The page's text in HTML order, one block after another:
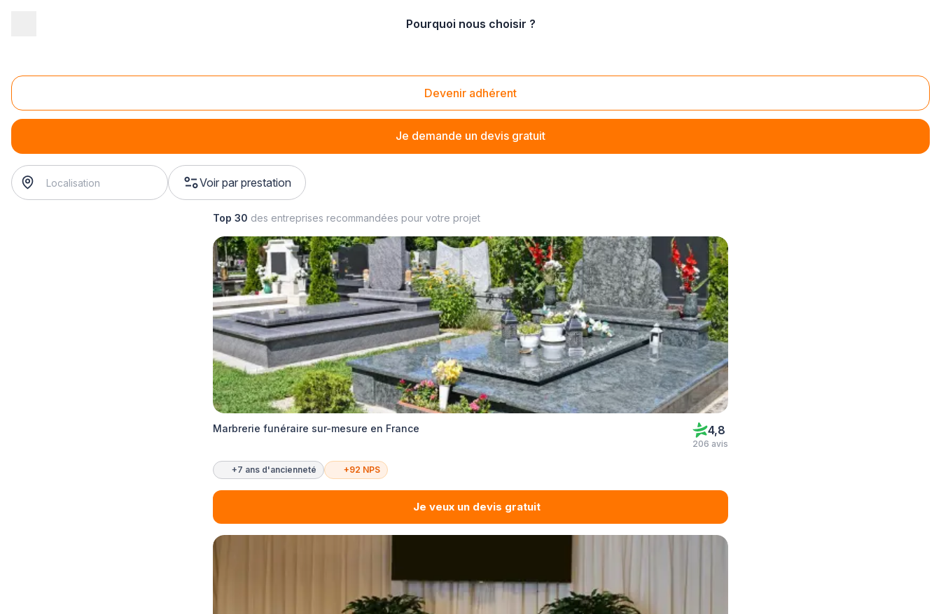
Pourquoi nous choisir ?
Devenir adhérent
Je demande un devis gratuit
Thanatopraxie
thanatopraxie
Voir par prestation
Top 30 des entreprises recommandées pour votre projet
Marbrerie funéraire sur-mesure en France 4,8
206 avis
+7 ans d'ancienneté +92 NPS
Je veux un devis gratuit